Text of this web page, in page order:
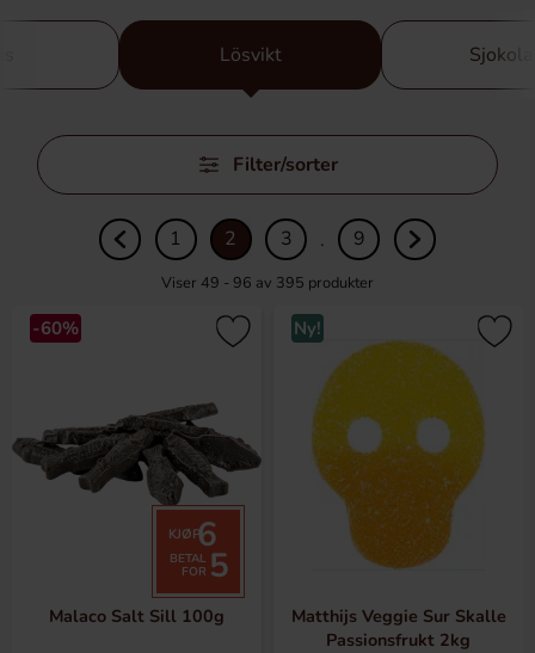
Lösvikt
Hopp
over
Filter/sorter
1 2 3 . 9
Viser 49 - 96 av 395 produkter
KJØP6
BETAL
FOR 5
-60%
Malaco Salt Sill 100g
Ny!
Matthijs Veggie Sur Skalle
Passionsfrukt 2kg